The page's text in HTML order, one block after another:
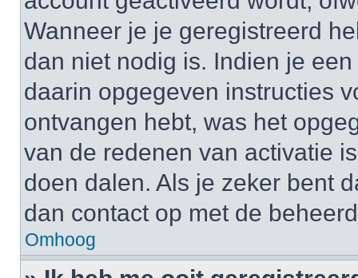
Wanneer je je geregistreerd
dan niet nodig is. Indien je
daarin opgegeven instructies
ontvangen hebt, was het
van de redenen van activatie
doen dalen. Als je zeker bent
dan contact op met de
Omhoog